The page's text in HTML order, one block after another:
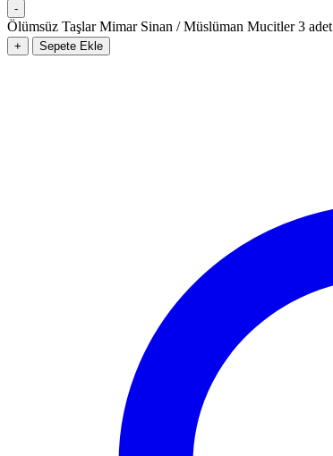
-
Ölümsüz Taşlar Mimar Sinan / Müslüman Mucitler 3 adet
+ Sepete Ekle